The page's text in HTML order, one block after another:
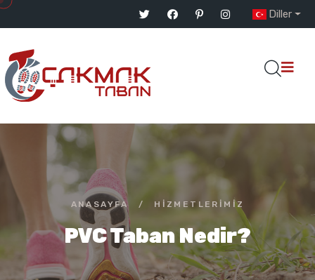
Diller
ANASAYFA / HIZMETLERIMIZ
PVC Taban Nedir?